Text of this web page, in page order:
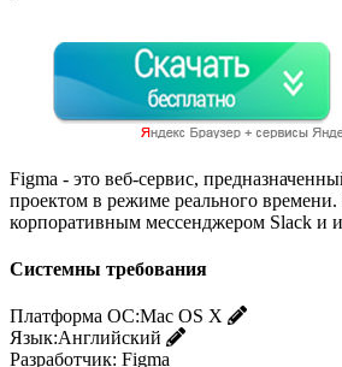
Figma - это веб-сервис,
проектом в режиме реального
корпоративным мессенджером Slack и
Системны требования
Платформа ОС:Mac OS X
Язык:Английский
Разработчик: Figma